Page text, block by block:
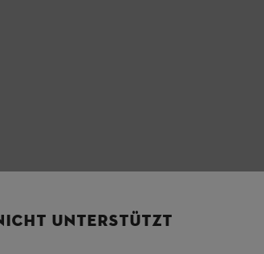
UNTERSTÜTZT